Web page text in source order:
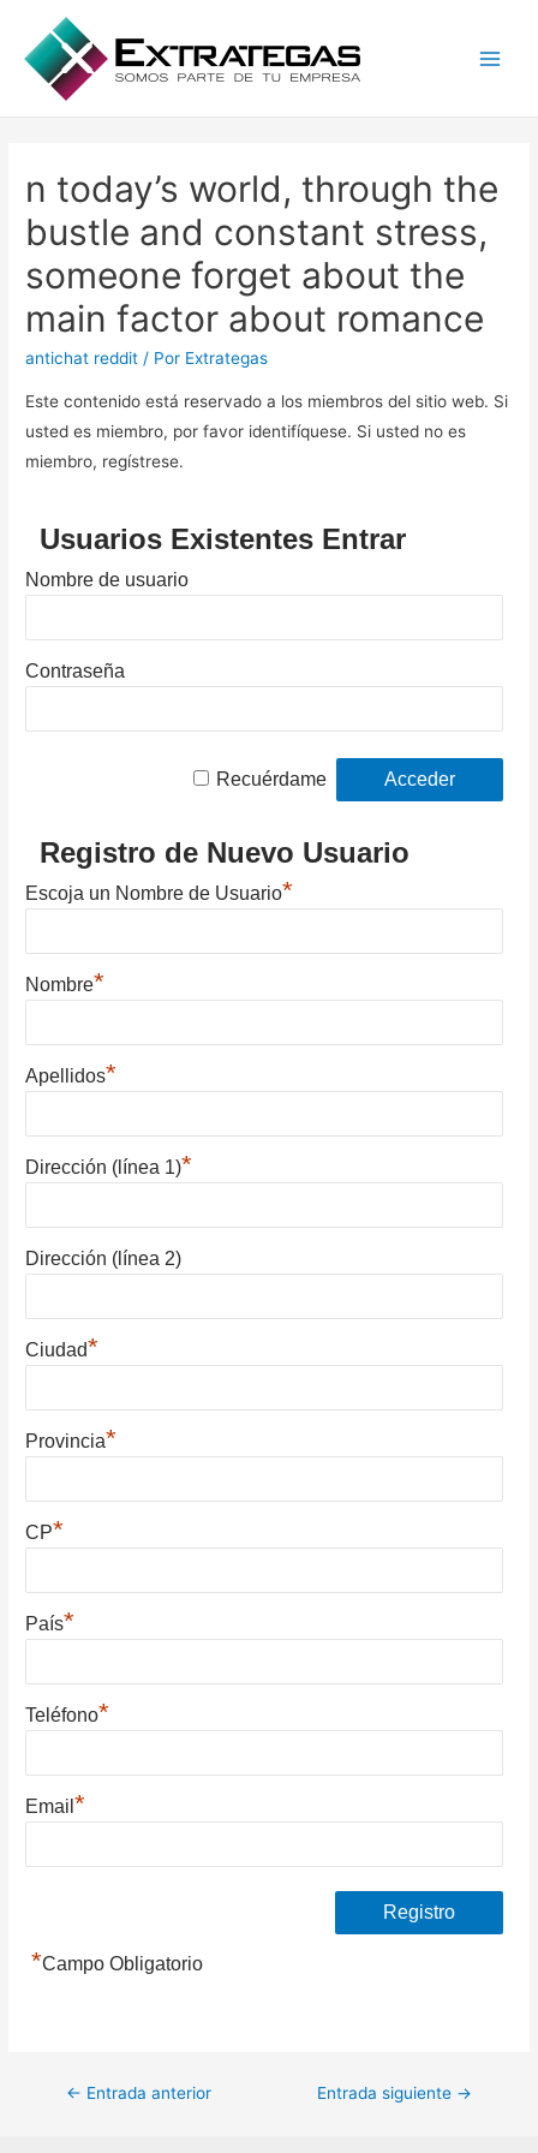
n today’s world, through the
bustle and constant stress,
someone forget about the
main factor about romance
antichat reddit / Por Extrategas
Este contenido está reservado a los miembros del sitio web. Si
usted es miembro, por favor identifíquese. Si usted no es
miembro, regístrese.
Usuarios Existentes Entrar
Nombre de usuario
Contraseña
Recuérdame
Registro de Nuevo Usuario
Escoja un Nombre de Usuario*
Nombre*
Apellidos*
Dirección (línea 1)*
Dirección (línea 2)
Ciudad*
Provincia*
CP*
País*
Teléfono*
Email*
*Campo Obligatorio
Navegación
← Entrada anterior Entrada siguiente →